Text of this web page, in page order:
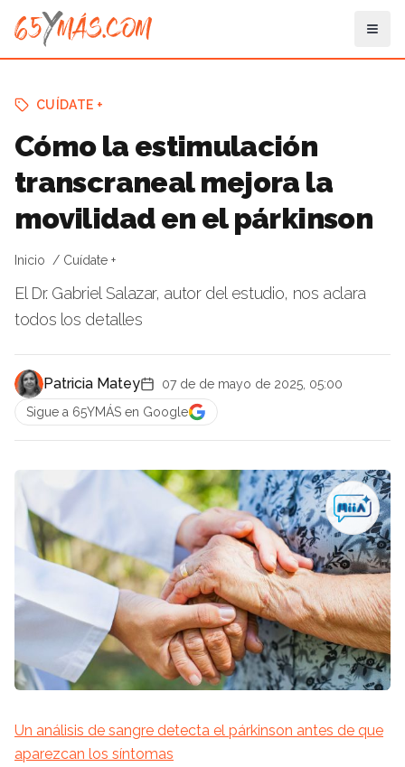
CUÍDATE +
Cómo la estimulación
transcraneal mejora la
movilidad en el párkinson
Inicio Cuídate +
El Dr. Gabriel Salazar, autor del estudio, nos aclara
todos los detalles
Patricia Matey
07 de de mayo de 2025, 05:00
Sigue a 65YMÁS en Google
Un análisis de sangre detecta el párkinson antes de que
aparezcan los síntomas